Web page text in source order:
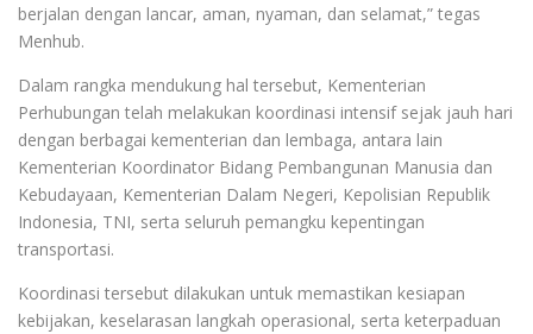
berjalan dengan lancar, aman, nyaman, dan selamat,” tegas
Menhub.
Dalam rangka mendukung hal tersebut, Kementerian
Perhubungan telah melakukan koordinasi intensif sejak jauh hari
dengan berbagai kementerian dan lembaga, antara lain
Kementerian Koordinator Bidang Pembangunan Manusia dan
Kebudayaan, Kementerian Dalam Negeri, Kepolisian Republik
Indonesia, TNI, serta seluruh pemangku kepentingan
transportasi.
Koordinasi tersebut dilakukan untuk memastikan kesiapan
kebijakan, keselarasan langkah operasional, serta keterpaduan